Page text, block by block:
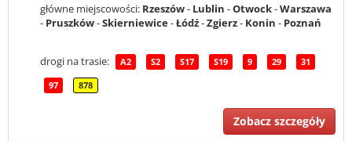
główne miejscowości: Rzeszów- Lublin -Otwock-Warszawa
- Pruszków-Skierniewice-Łódź-Zgierz- Konin - Poznań
drogi na trasie: A2 S2 S17 S19 9 29 31
97 878
Zobacz szczegóły